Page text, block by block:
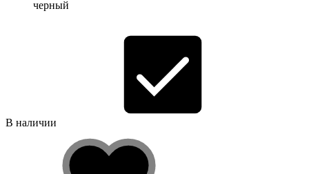
черный
В наличии